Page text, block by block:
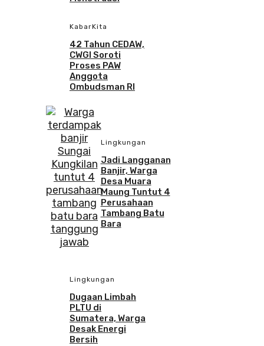
KabarKita
42 Tahun CEDAW,
CWGI Soroti
Proses PAW
Anggota
Ombudsman RI
Lingkungan
Jadi Langganan
Banjir, Warga
Desa Muara
Maung Tuntut 4
Perusahaan
Tambang Batu
Bara
Lingkungan
Dugaan Limbah
PLTU di
Sumatera, Warga
Desak Energi
Bersih